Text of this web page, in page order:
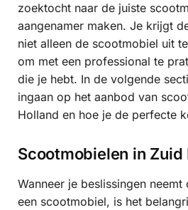
zoektocht naar de juiste
aangenamer maken. Je krijgt
niet alleen de scootmobiel uit
om met een professional te
die je hebt. In de volgende
ingaan op het aanbod van
Holland en hoe je de perfecte
Scootmobielen in Zuid
Wanneer je beslissingen
een scootmobiel, is het